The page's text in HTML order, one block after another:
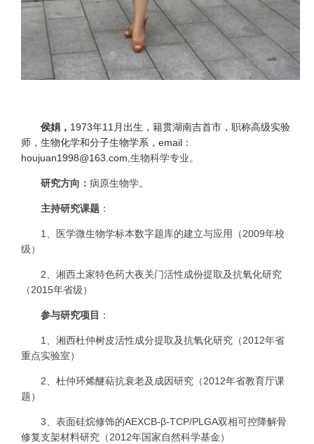
侯娟， 1973年11月出生，籍贯湖南吉首市，职称高级实验
师，生物化学和分子生物学系， email ：
houjuan1998@163.com,生物科学专业。
研究方向： 病原生物学。
主持研究课题 ：
1、医学微生物学标本数字题库的建立与应用（2009年校
级）
2、 湘西土家特色药大夜关门活性成份提取及抗氧化研究
（2015年省级）
参与研究项目 ：
1、 湘西杜仲树皮活性成分提取及抗氧化研究（2012年省
重点实验室）
2、 杜仲环烯醚萜抗衰老及成因研究（2012年省教育厅课
题）
3、 表面硅烷修饰的AEXCB-β-TCP/PLGA双相可控降解骨
修复支架材料研究（2012年国家自然科学基金）